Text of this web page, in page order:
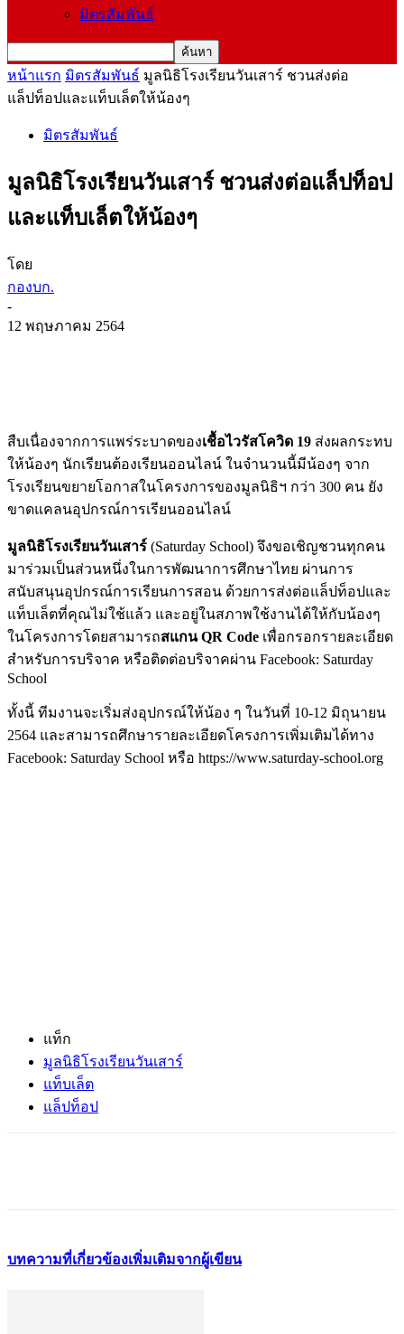
มิตรสัมพันธ์
หน้าแรก มิตรสัมพันธ์ มูลนิธิโรงเรียนวันเสาร์ ชวนส่งต่อ
แล็ปท็อปและแท็บเล็ตให้น้องๆ
มิตรสัมพันธ์
มูลนิธิโรงเรียนวันเสาร์ ชวนส่งต่อแล็ปท็อป
และแท็บเล็ตให้น้องๆ
โดย
กองบก.
-
12 พฤษภาคม 2564
สืบเนื่องจากการแพร่ระบาดของเชื้อไวรัสโควิด 19 ส่งผลกระทบ
ให้น้องๆ นักเรียนต้องเรียนออนไลน์ ในจำนวนนี้มีน้องๆ จาก
โรงเรียนขยายโอกาสในโครงการของมูลนิธิฯ กว่า 300 คน ยัง
ขาดแคลนอุปกรณ์การเรียนออนไลน์
มูลนิธิโรงเรียนวันเสาร์ (Saturday School) จึงขอเชิญชวนทุกคน
มาร่วมเป็นส่วนหนึ่งในการพัฒนาการศึกษาไทย ผ่านการ
สนับสนุนอุปกรณ์การเรียนการสอน ด้วยการส่งต่อแล็ปท็อปและ
แท็บเล็ตที่คุณไม่ใช้แล้ว และอยู่ในสภาพใช้งานได้ให้กับน้องๆ
ในโครงการโดยสามารถสแกน QR Code เพื่อกรอกรายละเอียด
สำหรับการบริจาค หรือติดต่อบริจาคผ่าน Facebook: Saturday
School
ทั้งนี้ ทีมงานจะเริ่มส่งอุปกรณ์ให้น้อง ๆ ในวันที่ 10-12 มิถุนายน
2564 และสามารถศึกษารายละเอียดโครงการเพิ่มเติมได้ทาง
Facebook: Saturday School หรือ https://www.saturday-school.org
แท็ก
มูลนิธิโรงเรียนวันเสาร์
แท็บเล็ต
แล็ปท็อป
บทความที่เกี่ยวข้องเพิ่มเติมจากผู้เขียน